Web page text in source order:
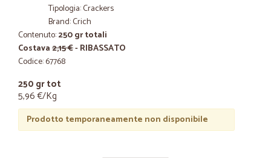
Tipologia: Crackers
Brand: Crich
Contenuto:250 gr totali
Costava2,15 €- RIBASSATO
Codice: 67768
250 gr tot
5,96 €/Kg
Prodotto temporaneamente non disponibile